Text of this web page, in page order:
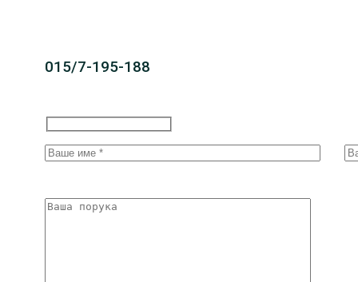
015/7-195-188